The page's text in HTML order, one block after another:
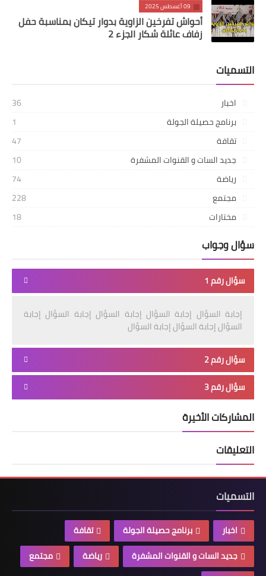
09 أغسطس 2025
أحواش تفرخين الزاوية بدوار تيكان بمناسبة حفل
زفاف عائلة شكار الجزء 2
التسميات
اخبار
36
برنامج حصيلة الجولة
1
تقافة
47
جديد السات و القنوات المشفرة
10
رياضة
74
مجتمع
228
مختارات
18
سؤال وجواب
سؤال رقم 1
إجابة السؤال إجابة السؤال إجابة السؤال إجابة السؤال إجابة
السؤال إجابة السؤال إجابة السؤال
سؤال رقم 2
سؤال رقم 3
المشاركات الأخيرة
التعليقات
التسميات
اخبار برنامج حصيلة الجولة
تقافة
جديد السات و القنوات المشفرة
رياضة
مجتمع